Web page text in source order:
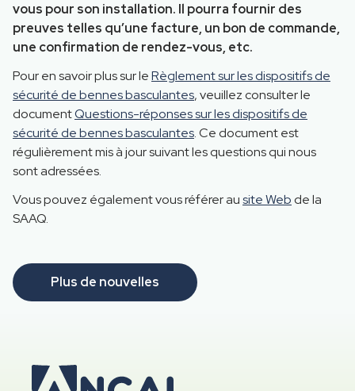
vous pour son installation. Il pourra fournir des
preuves telles qu’une facture, un bon de commande,
une confirmation de rendez-vous, etc.
Pour en savoir plus sur leRèglement sur les dispositifs de
sécurité de bennes basculantes, veuillez consulter le
documentQuestions-réponses sur les dispositifs de
sécurité de bennes basculantes. Ce document est
régulièrement mis à jour suivant les questions qui nous
sont adressées.
Vous pouvez également vous référer ausite Web de la
SAAQ.
Plus de nouvelles